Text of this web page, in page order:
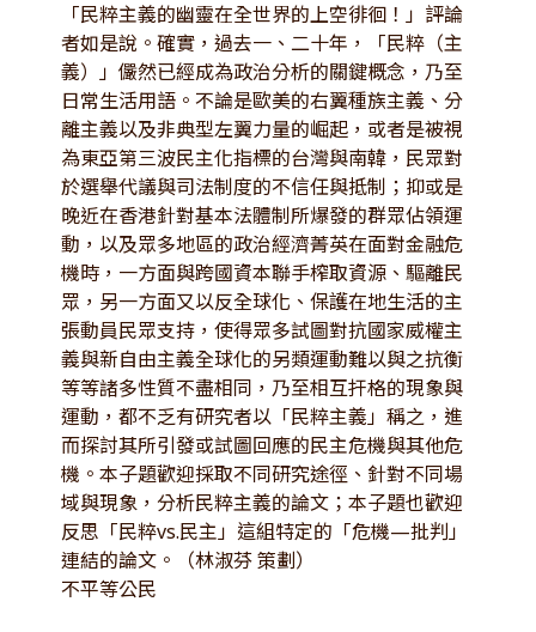
「民粹主義的幽靈在全世界的上空徘徊！」評論
者如是說。確實，過去一、二十年，「民粹（主
義）」儼然已經成為政治分析的關鍵概念，乃至
日常生活用語。不論是歐美的右翼種族主義、分
離主義以及非典型左翼力量的崛起，或者是被視
為東亞第三波民主化指標的台灣與南韓，民眾對
於選舉代議與司法制度的不信任與抵制；抑或是
晚近在香港針對基本法體制所爆發的群眾佔領運
動，以及眾多地區的政治經濟菁英在面對金融危
機時，一方面與跨國資本聯手榨取資源、驅離民
眾，另一方面又以反全球化、保護在地生活的主
張動員民眾支持，使得眾多試圖對抗國家威權主
義與新自由主義全球化的另類運動難以與之抗衡
等等諸多性質不盡相同，乃至相互扞格的現象與
運動，都不乏有研究者以「民粹主義」稱之，進
而探討其所引發或試圖回應的民主危機與其他危
機。本子題歡迎採取不同研究途徑、針對不同場
域與現象，分析民粹主義的論文；本子題也歡迎
反思「民粹vs.民主」這組特定的「危機—批判」
連結的論文。（林淑芬 策劃）
不平等公民